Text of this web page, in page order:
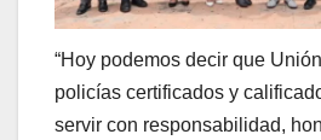
“Hoy podemos decir que
policías certificados y
servir con responsabilidad,